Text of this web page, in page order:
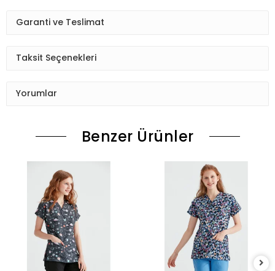
Garanti ve Teslimat
Taksit Seçenekleri
Yorumlar
Benzer Ürünler